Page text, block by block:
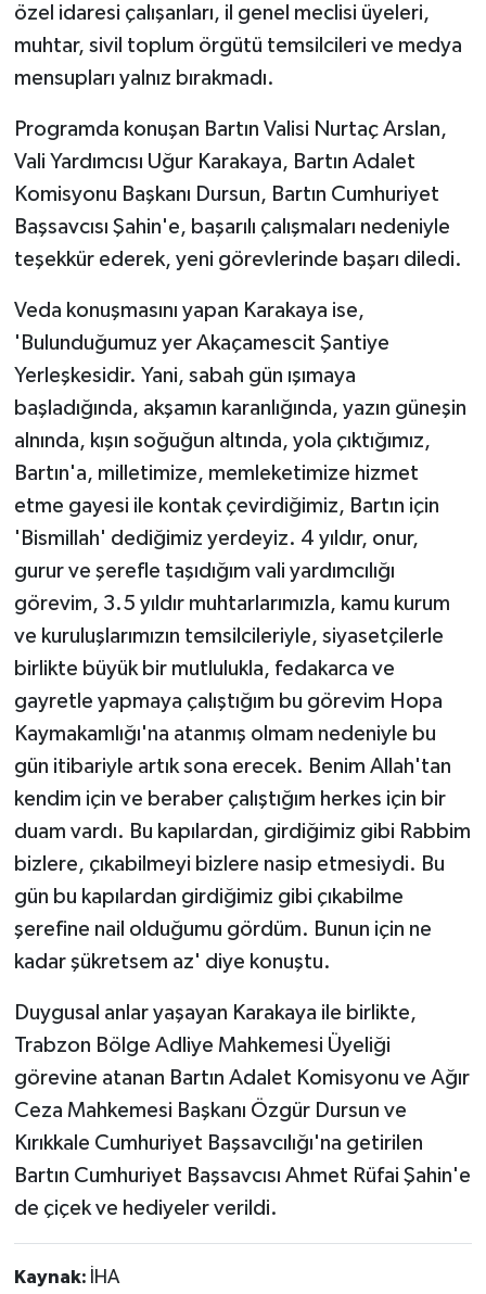
özel idaresi çalışanları, il genel meclisi üyeleri,
muhtar, sivil toplum örgütü temsilcileri ve medya
mensupları yalnız bırakmadı.
Programda konuşan Bartın Valisi Nurtaç Arslan,
Vali Yardımcısı Uğur Karakaya, Bartın Adalet
Komisyonu Başkanı Dursun, Bartın Cumhuriyet
Başsavcısı Şahin'e, başarılı çalışmaları nedeniyle
teşekkür ederek, yeni görevlerinde başarı diledi.
Veda konuşmasını yapan Karakaya ise,
'Bulunduğumuz yer Akaçamescit Şantiye
Yerleşkesidir. Yani, sabah gün ışımaya
başladığında, akşamın karanlığında, yazın güneşin
alnında, kışın soğuğun altında, yola çıktığımız,
Bartın'a, milletimize, memleketimize hizmet
etme gayesi ile kontak çevirdiğimiz, Bartın için
'Bismillah' dediğimiz yerdeyiz. 4 yıldır, onur,
gurur ve şerefle taşıdığım vali yardımcılığı
görevim, 3.5 yıldır muhtarlarımızla, kamu kurum
ve kuruluşlarımızın temsilcileriyle, siyasetçilerle
birlikte büyük bir mutlulukla, fedakarca ve
gayretle yapmaya çalıştığım bu görevim Hopa
Kaymakamlığı'na atanmış olmam nedeniyle bu
gün itibariyle artık sona erecek. Benim Allah'tan
kendim için ve beraber çalıştığım herkes için bir
duam vardı. Bu kapılardan, girdiğimiz gibi Rabbim
bizlere, çıkabilmeyi bizlere nasip etmesiydi. Bu
gün bu kapılardan girdiğimiz gibi çıkabilme
şerefine nail olduğumu gördüm. Bunun için ne
kadar şükretsem az' diye konuştu.
Duygusal anlar yaşayan Karakaya ile birlikte,
Trabzon Bölge Adliye Mahkemesi Üyeliği
görevine atanan Bartın Adalet Komisyonu ve Ağır
Ceza Mahkemesi Başkanı Özgür Dursun ve
Kırıkkale Cumhuriyet Başsavcılığı'na getirilen
Bartın Cumhuriyet Başsavcısı Ahmet Rüfai Şahin'e
de çiçek ve hediyeler verildi.
Kaynak: İHA